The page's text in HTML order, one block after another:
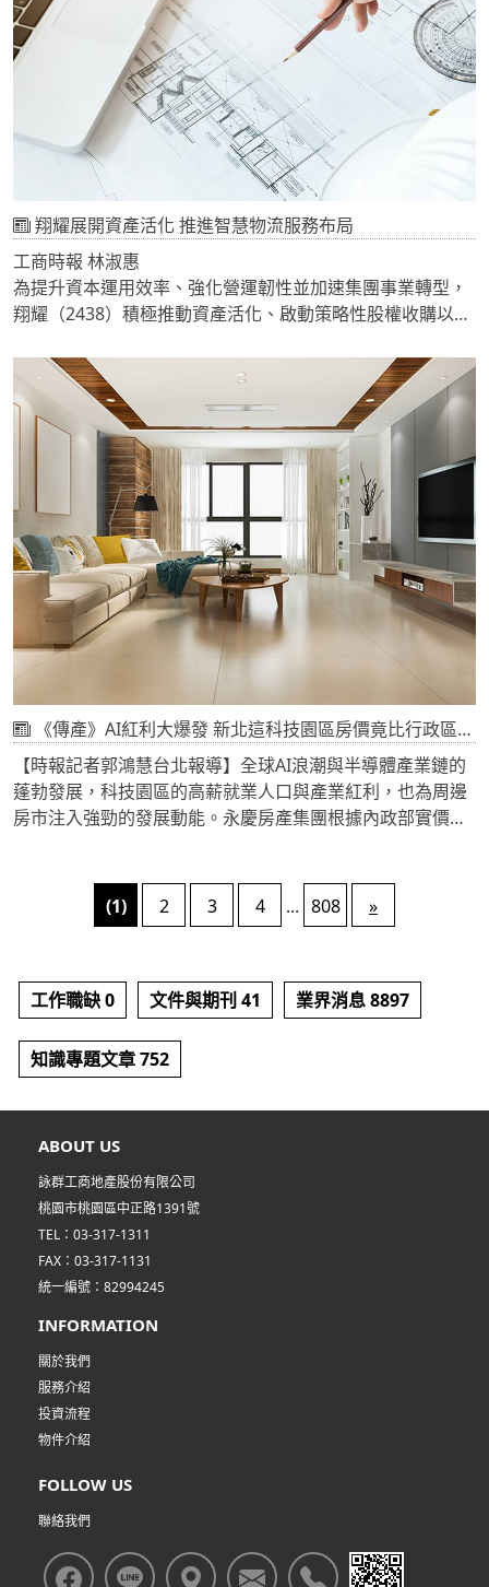
指出，花蓮擁有鶴岡文旦、西瓜、芒果、鳳梨、韭菜、山
蘇、龍鬚菜等多元優質農產，但因地處東部，距離主要消費
市場較遠，小農在集貨、預冷、理貨、包裝及穩定供貨方面
仍有提升空間。
因此，本案將以冷藏保鮮、農產品加工、分級包裝、集中配
送、產銷調節及品牌行銷為核心，建立完整冷鏈服務機制，
協助在地農產品由「產地好物」升級為兼具保鮮、配送、上
架及外銷能力的高附加價值商品，全面提升市場競爭力。
翔耀展開資產活化 推進智慧物流服務布局
工商時報 林淑惠
為提升資本運用效率、強化營運韌性並加速集團事業轉型，
翔耀（2438）積極推動資產活化、啟動策略性股權收購以加
技已依相關公司治理程序，採公開標售方式辦理位於臺南市
新營區之土地、廠房及建物處分案，藉由重新配置集團資產
與資金，提升整體資源使用效益。
《傳產》AI紅利大爆發 新北這科技園區房價竟比行政區高出近3成
【時報記者郭鴻慧台北報導】全球AI浪潮與半導體產業鏈的
蓬勃發展，科技園區的高薪就業人口與產業紅利，也為周邊
房市注入強勁的發展動能。永慶房產集團根據內政部實價登
體漲幅。部分園區周邊房價更已高於行政區平均水準，其中
以新店區的「寶高智慧產業園區」表現最為強勢，周邊房價
(1) 2 3 4 ... 808 »
工作職缺 0 文件與期刊 41 業界消息 8897
知識專題文章 752
ABOUT US
詠群工商地產股份有限公司
桃園市桃園區中正路1391號
TEL：03-317-1311
FAX：03-317-1131
統一編號：82994245
INFORMATION
關於我們
服務介紹
投資流程
物件介紹
FOLLOW US
聯絡我們